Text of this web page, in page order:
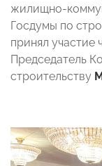
жилищно-
Госдумы по
принял участие
Председатель
строительству